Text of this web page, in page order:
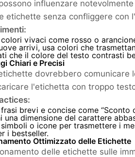
influenzare
etichette senza confliggere
vivaci come rosso o
arrivi, usa colori che
che il colore del testo contrasti
Chiari e Precisi
dovrebbero comunicare
l'etichetta con troppo
brevi e concise come “Sconto
una dimensione del carattere
o icone per trasmettere i
i bestseller.
Ottimizzato delle Etichette
delle etichette sulle